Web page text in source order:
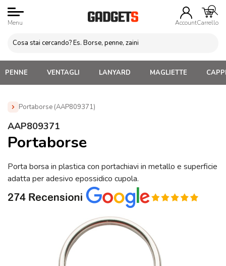
Menu AccountCarrello
PENNE VENTAGLI LANYARD MAGLIETTE
Portaborse (AAP809371)
Home » Regali personalizzati per lei
AAP809371
Portaborse
Porta borsa in plastica con portachiavi in metallo e superficie
adatta per adesivo epossidico cupola.